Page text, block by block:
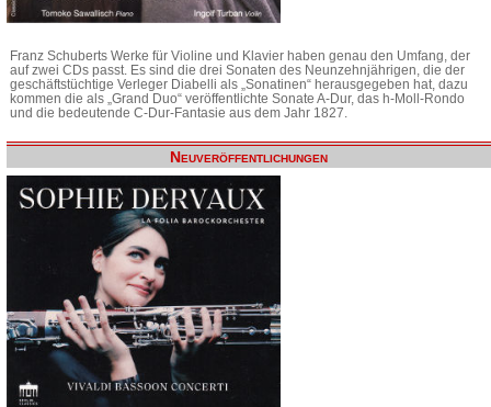
Franz Schuberts Werke für Violine und Klavier haben genau den Umfang, der
auf zwei CDs passt. Es sind die drei Sonaten des Neunzehnjährigen, die der
geschäftstüchtige Verleger Diabelli als „Sonatinen“ herausgegeben hat, dazu
kommen die als „Grand Duo“ veröffentlichte Sonate A-Dur, das h-Moll-Rondo
und die bedeutende C-Dur-Fantasie aus dem Jahr 1827.
Neuveröffentlichungen